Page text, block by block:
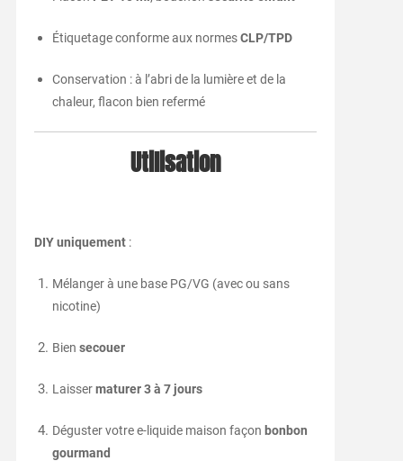
Étiquetage conforme aux normesCLP/TPD
Conservation : à l’abri de la lumière et de la
chaleur, flacon bien refermé
Utilisation
DIY uniquement:
Mélanger à une base PG/VG (avec ou sans
nicotine)
Bien secouer
Laissermaturer 3 à 7 jours
Déguster votre e-liquide maison façon bonbon
gourmand